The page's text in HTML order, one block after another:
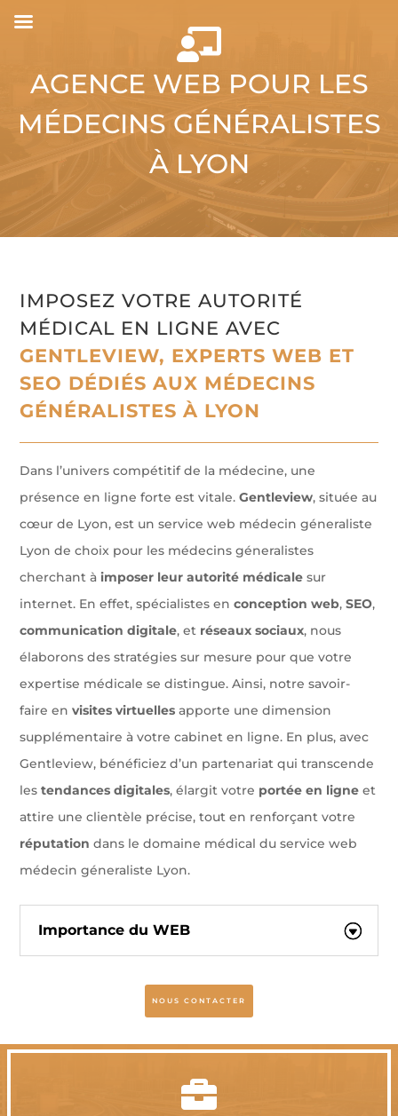

AGENCE WEB POUR LES
MÉDECINS GÉNÉRALISTES
À LYON
IMPOSEZ VOTRE AUTORITÉ
MÉDICAL EN LIGNE AVEC
GENTLEVIEW, EXPERTS WEB ET
SEO DÉDIÉS AUX MÉDECINS
GÉNÉRALISTES À LYON
Dans l’univers compétitif de la médecine, une
présence en ligne forte est vitale.Gentleview, située au
cœur de Lyon, est un service web médecin géneraliste
Lyon de choix pour les médecins géneralistes
cherchant àimposer leur autorité médicale sur
internet. En effet, spécialistes enconception web,SEO,
communication digitale, et réseaux sociaux, nous
élaborons des stratégies sur mesure pour que votre
expertise médicale se distingue. Ainsi, notre savoir-
faire envisites virtuelles apporte une dimension
supplémentaire à votre cabinet en ligne. En plus, avec
Gentleview, bénéficiez d’un partenariat qui transcende
lestendances digitales, élargit votre portée en ligne et
attire une clientèle précise, tout en renforçant votre
réputation dans le domaine médical du service web
médecin géneraliste Lyon.
Importance du WEB
NOUS CONTACTER
